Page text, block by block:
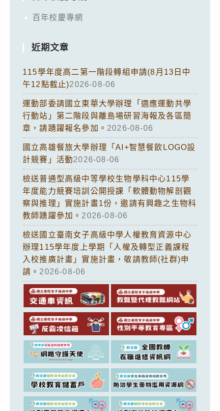
百年校慶專網
近期文章
115學年度高二第一階段轉組申請(8月13日中
午12點截止)2026-08-06
運動部委請國立東華大學辦理「適應運動共學
行動站」第二階段與離島場研習海報及各區簡
章，請踴躍報名參加。 2026-08-06
國立高雄餐旅大學辦理「AI+智慧餐飲LOGO設
計競賽」活動2026-08-06
檢送普通型高級中等學校生物學科中心115學
年度能力競賽培訓公開授課「軟體動物解剖觀
察與推理」實施計畫1份，邀請有興趣之生物科
教師踴躍參加。 2026-08-06
檢送國立臺南女子高級中學人權教育資源中心
辦理115學年度上學期「人權及轉型正義課程
入校推廣計畫」實施計畫，敬請教師(社群)申
請。 2026-08-06